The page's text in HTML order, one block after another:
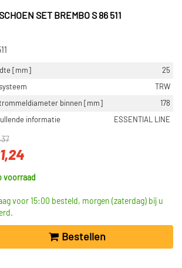
SET BREMBO S 86 511
[mm]
25
TRW
binnen [mm]
178
informatie
ESSENTIAL LINE
voorraad
voor 15:00 besteld, morgen (zaterdag) bij u
Bestellen